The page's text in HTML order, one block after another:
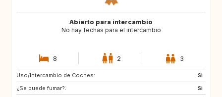
Abierto para intercambio
No hay fechas para el intercambio
8 2 3
Uso/Intercambio de Coches:
Si
¿Se puede fumar?:
Si
ES
PT